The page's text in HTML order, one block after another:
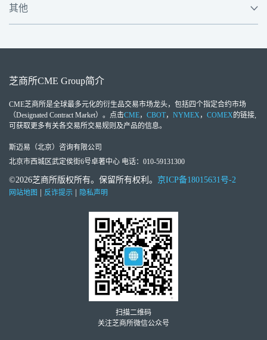
其他
芝商所CME Group简介
CME芝商所是全球最多元化的衍生品交易市场龙头，包括四个指定合约市场
（Designated Contract Market）。点击CME， CBOT， NYMEX， COMEX的链接,
可获取更多有关各交易所交易规则及产品的信息。
斯迈易（北京）咨询有限公司
北京市西城区武定侯街6号卓著中心 电话：010-59131300
©2026芝商所版权所有。保留所有权利。 京ICP备18015631号-2
网站地图 反诈提示 隐私声明
扫描二维码
关注芝商所微信公众号